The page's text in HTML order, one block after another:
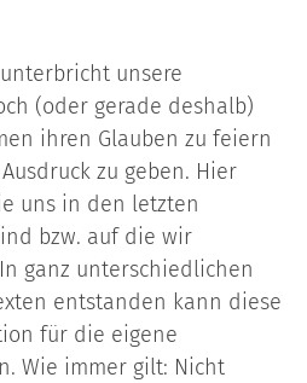
unsere
(oder gerade deshalb)
ihren Glauben zu feiern
zu geben. Hier
uns in den letzten
bzw. auf die wir
ganz unterschiedlichen
entstanden kann diese
für die eigene
Wie immer gilt: Nicht